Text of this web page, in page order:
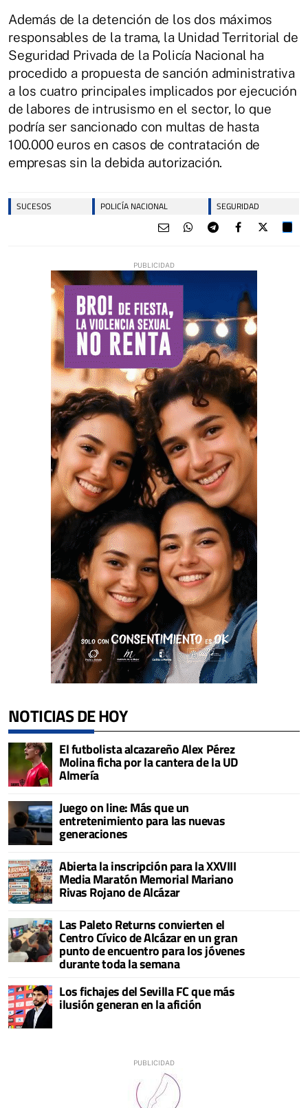
Además de la detención de los dos máximos
responsables de la trama, la Unidad Territorial de
Seguridad Privada de la Policía Nacional ha
procedido a propuesta de sanción administrativa
a los cuatro principales implicados por ejecución
de labores de intrusismo en el sector, lo que
podría ser sancionado con multas de hasta
100.000 euros en casos de contratación de
empresas sin la debida autorización.
SUCESOS POLICÍA NACIONAL SEGURIDAD
NOTICIAS DE HOY
El futbolista alcazareño Alex Pérez
Molina ficha por la cantera de la UD
Almería
Juego on line: Más que un
entretenimiento para las nuevas
generaciones
Abierta la inscripción para la XXVIII
Media Maratón Memorial Mariano
Rivas Rojano de Alcázar
Las Paleto Returns convierten el
Centro Cívico de Alcázar en un gran
punto de encuentro para los jóvenes
durante toda la semana
Los fichajes del Sevilla FC que más
ilusión generan en la afición